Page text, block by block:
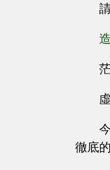
徹底